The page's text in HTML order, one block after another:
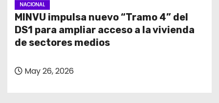
NACIONAL
MINVU impulsa nuevo “Tramo 4” del
DS1 para ampliar acceso a la vivienda
de sectores medios
May 26, 2026